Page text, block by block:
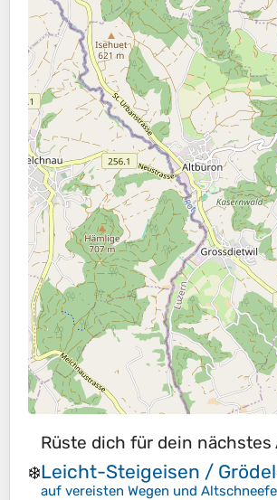
Rüste dich für dein nächstes
❄️Leicht-Steigeisen / Grödel
auf vereisten Wegen und